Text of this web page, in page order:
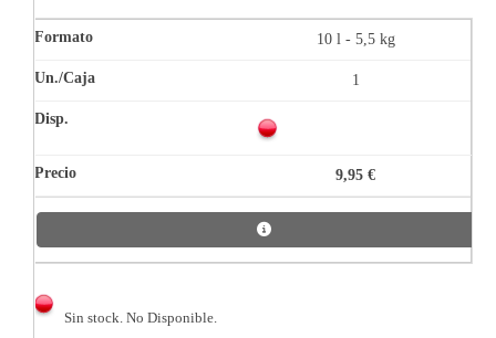
10 l - 5,5 kg
1
9,95 €
Sin stock. No Disponible.